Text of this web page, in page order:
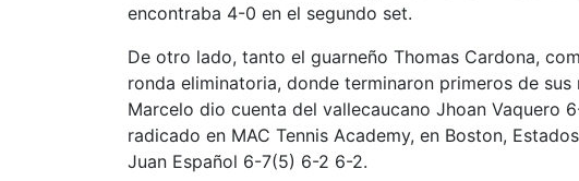
encontraba 4-0 en el segundo set.
De otro lado, tanto el guarneño Thomas Cardona,
ronda eliminatoria, donde terminaron primeros de
Marcelo dio cuenta del vallecaucano Jhoan Vaquero
radicado en MAC Tennis Academy, en Boston,
Juan Español 6-7(5) 6-2 6-2.